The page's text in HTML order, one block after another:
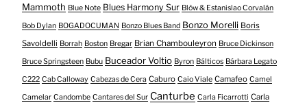
Mammoth Blue Note Blues Harmony Sur Blöw & Estanislao Corvalán
Bob Dylan BOGADOCUMAN Bonzo Blues Band Bonzo Morelli Boris
Savoldelli Borrah Boston Bregar Brian Chambouleyron Bruce Dickinson
Bruce Springsteen Bubu Buceador Voltio Byron Bálticos Bárbara Legato
C222 Cab Calloway Cabezas de Cera Caburo Caio Viale Camafeo Camel
Camelar Candombe Cantares del Sur Canturbe Carla Ficarrotti Carla